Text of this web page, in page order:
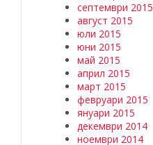
септември 2015
август 2015
юли 2015
юни 2015
май 2015
април 2015
март 2015
февруари 2015
януари 2015
декември 2014
ноември 2014